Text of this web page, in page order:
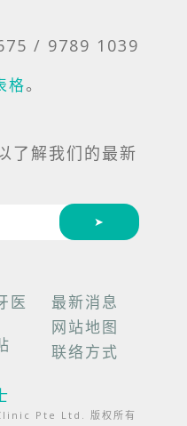
/ 9789 1039
格。
了解我们的最新
医
最新消息
网站地图
联络方式
Pte Ltd. 版权所有